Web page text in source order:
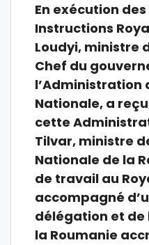
En exécution
Instructions
Loudyi, ministre
Chef du
l’Administration
Nationale, a
cette
Tilvar, ministre
Nationale de la
de travail au
accompagné
délégation et de
la Roumanie